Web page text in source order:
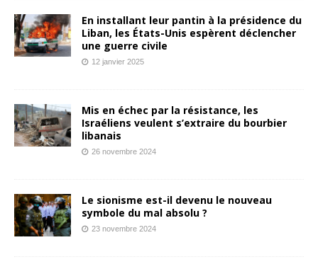
En installant leur pantin à la présidence du
Liban, les États-Unis espèrent déclencher
une guerre civile
12 janvier 2025
Mis en échec par la résistance, les
Israéliens veulent s’extraire du bourbier
libanais
26 novembre 2024
Le sionisme est-il devenu le nouveau
symbole du mal absolu ?
23 novembre 2024